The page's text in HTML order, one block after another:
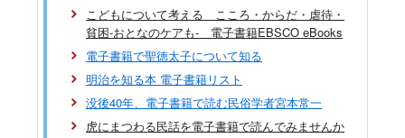
こどもについて考える こころ・からだ・虐待・
貧困-おとなのケアも- 電子書籍EBSCO eBooks
電子書籍で聖徳太子について知る
明治を知る本 電子書籍リスト
没後40年、電子書籍で読む民俗学者宮本常一
虎にまつわる民話を電子書籍で読んでみませんか